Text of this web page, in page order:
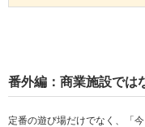
番外編：商業施設では
定番の遊び場だけでなく、「